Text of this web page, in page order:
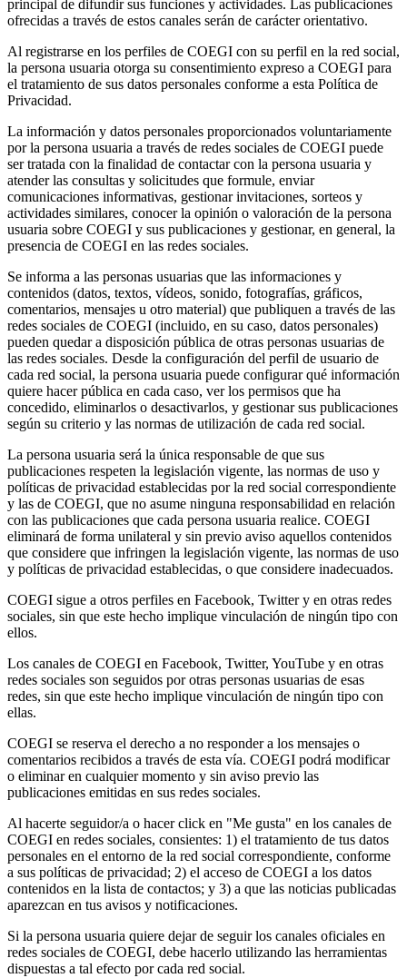
principal de difundir sus funciones y actividades. Las publicaciones
ofrecidas a través de estos canales serán de carácter orientativo.
Al registrarse en los perfiles de COEGI con su perfil en la red social,
la persona usuaria otorga su consentimiento expreso a COEGI para
el tratamiento de sus datos personales conforme a esta Política de
Privacidad.
La información y datos personales proporcionados voluntariamente
por la persona usuaria a través de redes sociales de COEGI puede
ser tratada con la finalidad de contactar con la persona usuaria y
atender las consultas y solicitudes que formule, enviar
comunicaciones informativas, gestionar invitaciones, sorteos y
actividades similares, conocer la opinión o valoración de la persona
usuaria sobre COEGI y sus publicaciones y gestionar, en general, la
presencia de COEGI en las redes sociales.
Se informa a las personas usuarias que las informaciones y
contenidos (datos, textos, vídeos, sonido, fotografías, gráficos,
comentarios, mensajes u otro material) que publiquen a través de las
redes sociales de COEGI (incluido, en su caso, datos personales)
pueden quedar a disposición pública de otras personas usuarias de
las redes sociales. Desde la configuración del perfil de usuario de
cada red social, la persona usuaria puede configurar qué información
quiere hacer pública en cada caso, ver los permisos que ha
concedido, eliminarlos o desactivarlos, y gestionar sus publicaciones
según su criterio y las normas de utilización de cada red social.
La persona usuaria será la única responsable de que sus
publicaciones respeten la legislación vigente, las normas de uso y
políticas de privacidad establecidas por la red social correspondiente
y las de COEGI, que no asume ninguna responsabilidad en relación
con las publicaciones que cada persona usuaria realice. COEGI
eliminará de forma unilateral y sin previo aviso aquellos contenidos
que considere que infringen la legislación vigente, las normas de uso
y políticas de privacidad establecidas, o que considere inadecuados.
COEGI sigue a otros perfiles en Facebook, Twitter y en otras redes
sociales, sin que este hecho implique vinculación de ningún tipo con
ellos.
Los canales de COEGI en Facebook, Twitter, YouTube y en otras
redes sociales son seguidos por otras personas usuarias de esas
redes, sin que este hecho implique vinculación de ningún tipo con
ellas.
COEGI se reserva el derecho a no responder a los mensajes o
comentarios recibidos a través de esta vía. COEGI podrá modificar
o eliminar en cualquier momento y sin aviso previo las
publicaciones emitidas en sus redes sociales.
Al hacerte seguidor/a o hacer click en "Me gusta" en los canales de
COEGI en redes sociales, consientes: 1) el tratamiento de tus datos
personales en el entorno de la red social correspondiente, conforme
a sus políticas de privacidad; 2) el acceso de COEGI a los datos
contenidos en la lista de contactos; y 3) a que las noticias publicadas
aparezcan en tus avisos y notificaciones.
Si la persona usuaria quiere dejar de seguir los canales oficiales en
redes sociales de COEGI, debe hacerlo utilizando las herramientas
dispuestas a tal efecto por cada red social.